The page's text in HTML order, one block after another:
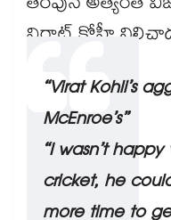
విరాట్ కోహ్లీ
“Virat Kohli’s
McEnroe’s”
“I wasn’t
cricket, he